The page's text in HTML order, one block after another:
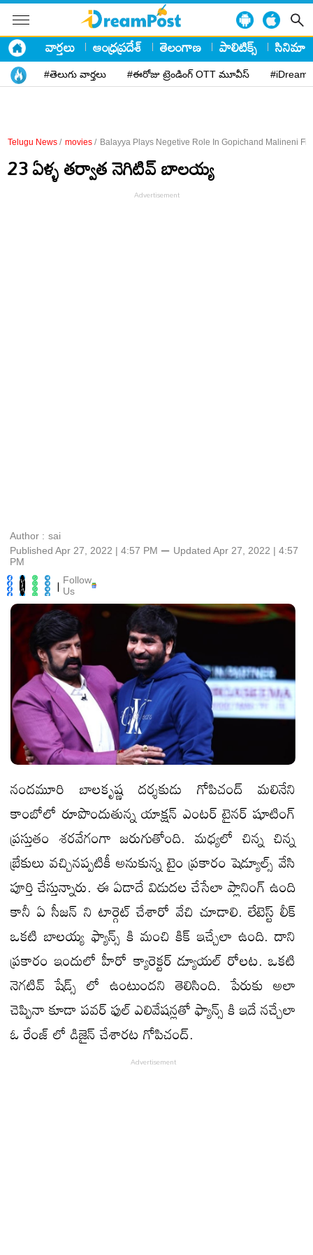
వార్తలు ఆంధ్రప్రదేశ్ తెలంగాణ పాలిటిక్స్ సినిమా
#తెలుగు వార్తలు #ఈరోజు ట్రెండింగ్ OTT మూవీస్
Telugu News / movies / Balayya Plays Negetive Role In Gopichand Malineni
23 ఏళ్ళ తర్వాత నెగిటివ్ బాలయ్య
Author : sai
Published Apr 27, 2022 | 4:57 PM ⚊ Updated Apr 27, 2022 | 4:57
PM
| Follow
Us
నందమూరి బాలకృష్ణ దర్శకుడు గోపిచంద్ మలినేని
కాంబోలో రూపొందుతున్న యాక్షన్ ఎంటర్ టైనర్ షూటింగ్
ప్రస్తుతం శరవేగంగా జరుగుతోంది. మధ్యలో చిన్న చిన్న
బ్రేకులు వచ్చినప్పటికీ అనుకున్న టైం ప్రకారం షెడ్యూల్స్ వేసి
పూర్తి చేస్తున్నారు. ఈ ఏడాదే విడుదల చేసేలా ప్లానింగ్ ఉంది
కానీ ఏ సీజన్ ని టార్గెట్ చేశారో వేచి చూడాలి. లేటెస్ట్ లీక్
ఒకటి బాలయ్య ఫ్యాన్స్ కి మంచి కిక్ ఇచ్చేలా ఉంది. దాని
ప్రకారం ఇందులో హీరో క్యారెక్టర్ డ్యూయల్ రోలట. ఒకటి
నెగటివ్ షేడ్స్ లో ఉంటుందని తెలిసింది. పేరుకు అలా
చెప్పినా కూడా పవర్ ఫుల్ ఎలివేషన్లతో ఫ్యాన్స్ కి ఇదే నచ్చేలా
ఓ రేంజ్ లో డిజైన్ చేశారట గోపిచంద్.